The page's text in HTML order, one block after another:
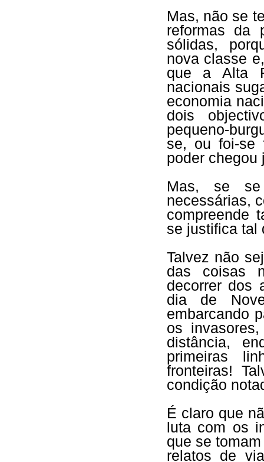
Mas, não se
reformas da
sólidas,
nova classe
que a Alta
nacionais
economia
dois
pequeno-
se, ou foi-se
poder chegou
Mas, se se
necessárias,
compreende
se justifica tal
Talvez não
das coisas
decorrer dos
dia de
embarcando
os
distância,
primeiras
fronteiras!
condição
É claro que
luta com os
que se
relatos de